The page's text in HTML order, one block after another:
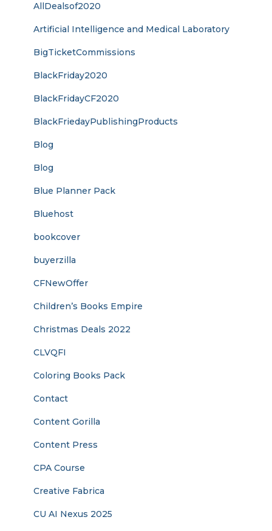
AllDealsof2020
Artificial Intelligence and Medical Laboratory
BigTicketCommissions
BlackFriday2020
BlackFridayCF2020
BlackFriedayPublishingProducts
Blog
Blog
Blue Planner Pack
Bluehost
bookcover
buyerzilla
CFNewOffer
Children’s Books Empire
Christmas Deals 2022
CLVQFI
Coloring Books Pack
Contact
Content Gorilla
Content Press
CPA Course
Creative Fabrica
CU AI Nexus 2025